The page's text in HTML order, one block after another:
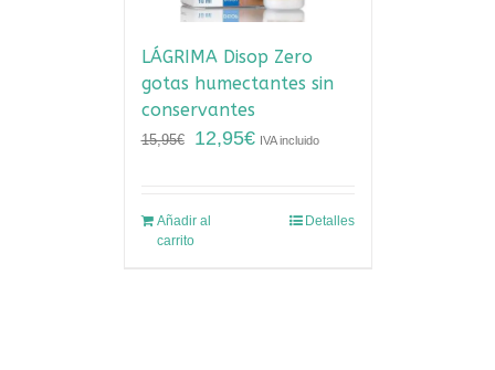
LÁGRIMA Disop Zero
gotas humectantes sin
conservantes
15,95€ 12,95€ IVA incluido
Añadir al
carrito
Detalles